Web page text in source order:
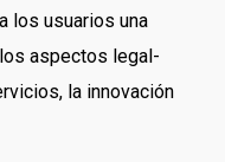
los usuarios una
aspectos legal-
la innovación